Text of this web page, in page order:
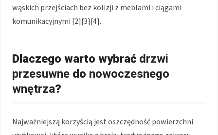
wąskich przejściach bez kolizji z meblami i ciągami
komunikacyjnymi [2][3][4].
Dlaczego warto wybrać drzwi
przesuwne do nowoczesnego
wnętrza?
Najważniejszą korzyścią jest oszczędność powierzchni